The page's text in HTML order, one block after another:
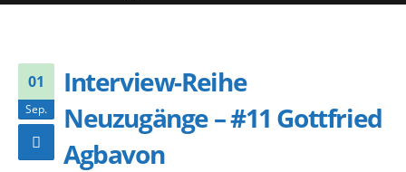
01
Sep.
Interview-Reihe
Neuzugänge – #11 Gottfried
Agbavon